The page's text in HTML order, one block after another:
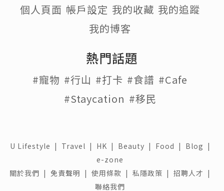
個人頁面 帳戶設定 我的收藏 我的追蹤
我的博客
熱門話題
#寵物 #行山 #打卡 #食譜 #Cafe
#Staycation #移民
U Lifestyle | Travel | HK | Beauty | Food | Blog |
e-zone
關於我們 | 免責聲明 | 使用條款 | 私隱政策 | 招聘人才 |
聯絡我們